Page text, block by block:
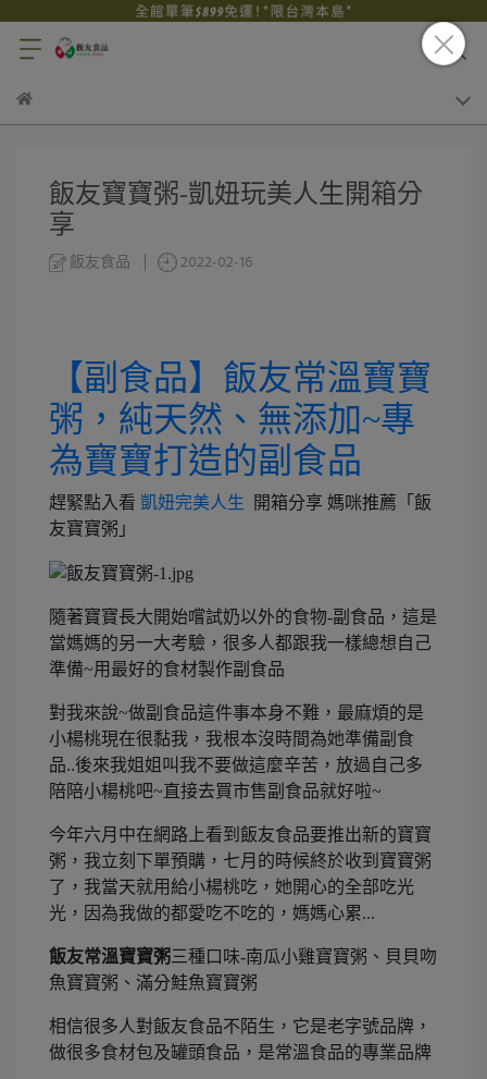
飯友寶寶粥-凱妞玩美人生開箱分
享
飯友食品 2022-02-16
【副食品】飯友常溫寶寶
粥，純天然、無添加~專
為寶寶打造的副食品
趕緊點入看 凱妞完美人生 開箱分享 媽咪推薦「飯
友寶寶粥」
隨著寶寶長大開始嚐試奶以外的食物-副食品，這是
當媽媽的另一大考驗，很多人都跟我一樣總想自己
準備~用最好的食材製作副食品
對我來說~做副食品這件事本身不難，最麻煩的是
小楊桃現在很黏我，我根本沒時間為她準備副食
品..後來我姐姐叫我不要做這麼辛苦，放過自己多
陪陪小楊桃吧~直接去買市售副食品就好啦~
今年六月中在網路上看到飯友食品要推出新的寶寶
粥，我立刻下單預購，七月的時候終於收到寶寶粥
了，我當天就用給小楊桃吃，她開心的全部吃光
光，因為我做的都愛吃不吃的，媽媽心累...
飯友常溫寶寶粥三種口味-南瓜小雞寶寶粥、貝貝吻
魚寶寶粥、滿分鮭魚寶寶粥
相信很多人對飯友食品不陌生，它是老字號品牌，
做很多食材包及罐頭食品，是常溫食品的專業品牌